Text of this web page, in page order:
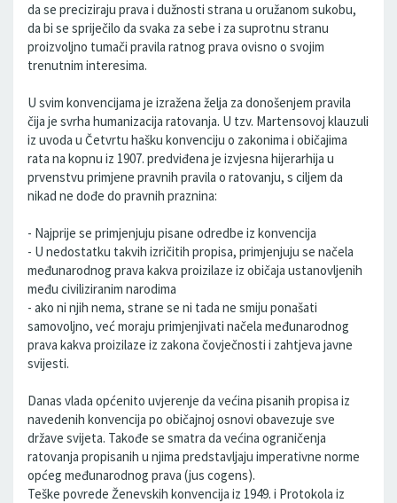
da se preciziraju prava i dužnosti strana u oružanom sukobu,
da bi se spriječilo da svaka za sebe i za suprotnu stranu
proizvoljno tumači pravila ratnog prava ovisno o svojim
trenutnim interesima.
U svim konvencijama je izražena želja za donošenjem pravila
čija je svrha humanizacija ratovanja. U tzv. Martensovoj klauzuli
iz uvoda u Četvrtu hašku konvenciju o zakonima i običajima
rata na kopnu iz 1907. predviđena je izvjesna hijerarhija u
prvenstvu primjene pravnih pravila o ratovanju, s ciljem da
nikad ne dođe do pravnih praznina:
- Najprije se primjenjuju pisane odredbe iz konvencija
- U nedostatku takvih izričitih propisa, primjenjuju se načela
međunarodnog prava kakva proizilaze iz običaja ustanovljenih
među civiliziranim narodima
- ako ni njih nema, strane se ni tada ne smiju ponašati
samovoljno, već moraju primjenjivati načela međunarodnog
prava kakva proizilaze iz zakona čovječnosti i zahtjeva javne
svijesti.
Danas vlada općenito uvjerenje da većina pisanih propisa iz
navedenih konvencija po običajnoj osnovi obavezuje sve
države svijeta. Takođe se smatra da većina ograničenja
ratovanja propisanih u njima predstavljaju imperativne norme
općeg međunarodnog prava (jus cogens).
Teške povrede Ženevskih konvencija iz 1949. i Protokola iz